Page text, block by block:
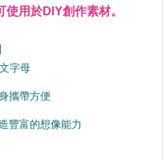
用於DIY創作素材。
字母
攜帶方便
豐富的想像能力